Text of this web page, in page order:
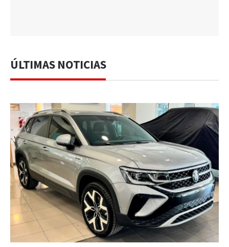
ÚLTIMAS NOTICIAS